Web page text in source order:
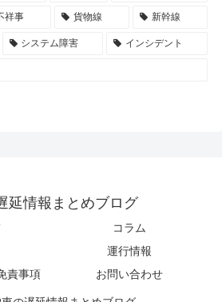
祥事 貨物線 新幹線
システム障害 インシデント
延情報まとめブログ
コラム
運行情報
責事項
お問い合わせ